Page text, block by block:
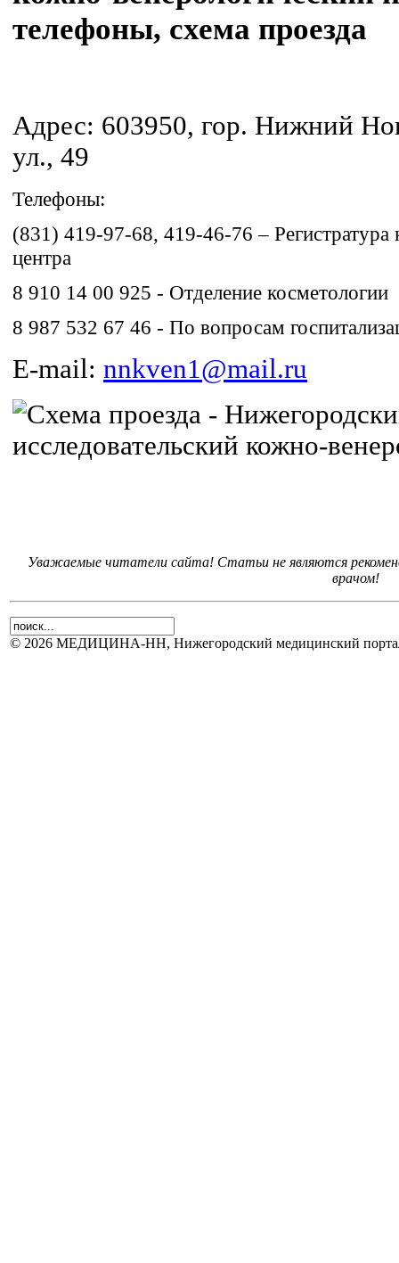
телефоны, схема проезда
Адрес: 603950, гор. Нижний
ул., 49
Телефоны:
(831) 419-97-68, 419-46-76 – Регистратура
центра
8 910 14 00 925 - Отделение косметологии
8 987 532 67 46 - По вопросам
E-mail: nnkven1@mail.ru
Уважаемые читатели сайта! Статьи не являются
врачом!
© 2026 МЕДИЦИНА-НН, Нижегородский медицинский